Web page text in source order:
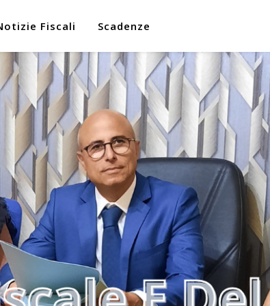
Fiscali Scadenze